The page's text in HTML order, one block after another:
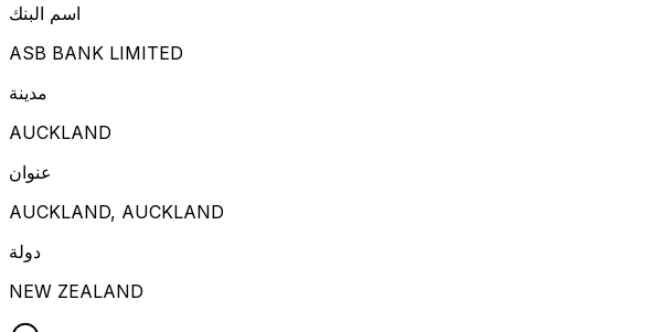
اسم البنك
ASB BANK LIMITED
مدينة
AUCKLAND
عنوان
AUCKLAND, AUCKLAND
دولة
NEW ZEALAND